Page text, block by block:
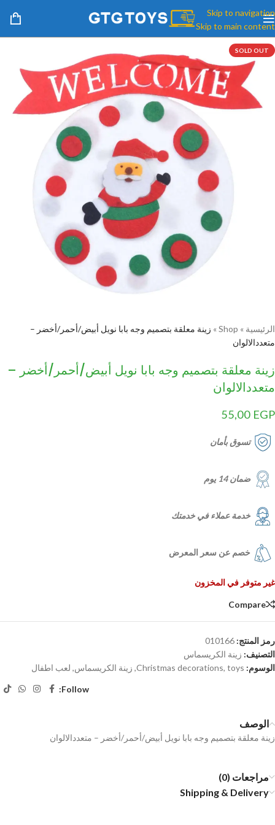
Skip to navigation
Skip to main content
SOLD OUT
الرئيسية »
Shop
» زينة معلقة بتصميم وجه بابا نويل أبيض/أحمر/أخضر –
متعددالالوان
زينة معلقة بتصميم وجه بابا نويل أبيض/أحمر/أخضر –
متعددالالوان
55,00 EGP
تسوق بأمان
ضمان 14 يوم
خدمة عملاء في خدمتك
خصم عن سعر المعرض
غير متوفر في المخزون
Compare
رمز المنتج: 010166
التصنيف: زينة الكريسماس
الوسوم:
Christmas decorations, toys
, زينة الكريسماس, لعب اطفال
Follow:
الوصف
زينة معلقة بتصميم وجه بابا نويل أبيض/أحمر/أخضر – متعددالالوان
مراجعات (0)
Shipping & Delivery